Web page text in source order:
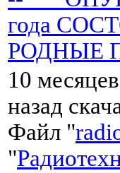
года
РОДНЫЕ
10
назад
Файл "
"